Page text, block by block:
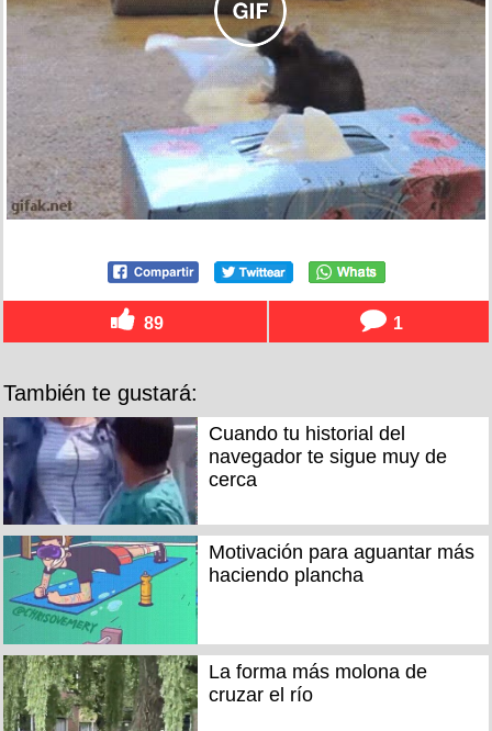
89 1
También te gustará:
Cuando tu historial del
navegador te sigue muy de
cerca
Motivación para aguantar más
haciendo plancha
La forma más molona de
cruzar el río